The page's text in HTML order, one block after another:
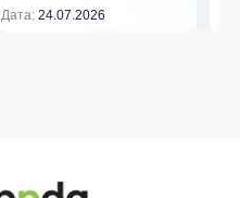
Дата: 24.07.2026